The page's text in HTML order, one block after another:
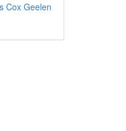
Cox Geelen